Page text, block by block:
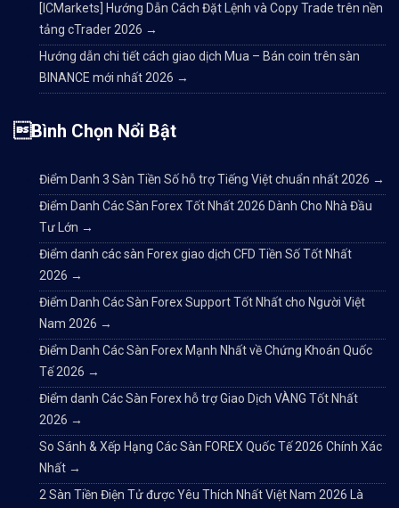
[ICMarkets] Hướng Dẫn Cách Đặt Lệnh và Copy Trade trên nền
tảng cTrader 2026 →
Hướng dẫn chi tiết cách giao dịch Mua – Bán coin trên sàn
BINANCE mới nhất 2026 →
Bình Chọn Nổi Bật
Điểm Danh 3 Sàn Tiền Số hỗ trợ Tiếng Việt chuẩn nhất 2026 →
Điểm Danh Các Sàn Forex Tốt Nhất 2026 Dành Cho Nhà Đầu
Tư Lớn →
Điểm danh các sàn Forex giao dịch CFD Tiền Số Tốt Nhất
2026 →
Điểm Danh Các Sàn Forex Support Tốt Nhất cho Người Việt
Nam 2026 →
Điểm Danh Các Sàn Forex Mạnh Nhất về Chứng Khoán Quốc
Tế 2026 →
Điểm danh Các Sàn Forex hỗ trợ Giao Dịch VÀNG Tốt Nhất
2026 →
So Sánh & Xếp Hạng Các Sàn FOREX Quốc Tế 2026 Chính Xác
Nhất →
2 Sàn Tiền Điện Tử được Yêu Thích Nhất Việt Nam 2026 Là